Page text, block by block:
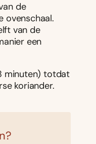
de
ovenschaal.
van de
een
minuten) totdat
koriander.